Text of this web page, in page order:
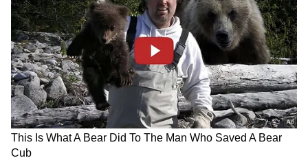
ஏசியாநெட் தமிழ்-ஐ உங்கள் முதன்மைத்
தேர்வாக்குங்கள்